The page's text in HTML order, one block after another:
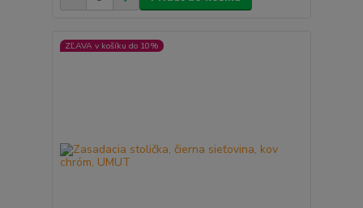
ZĽAVA v košíku do 10%